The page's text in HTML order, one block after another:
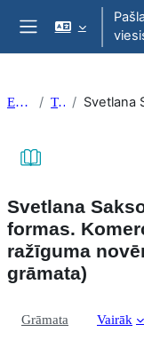
Atvērt galveno saturu
Sānu panelis
EkonT000 Topic 21
Svetlana
formas.
ražīguma
grāmata)
Grāmata Vairāk